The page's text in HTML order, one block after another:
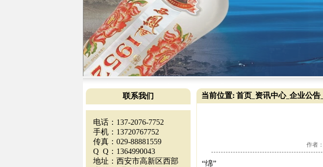
联系我们
电话：137-2076-7752
手机：13720767752
传真：029-88881559
Q Q：1364990043
地址：西安市高新区西部
当前位置: 首页 资讯中心_ 企业公告
作者：
“绵”